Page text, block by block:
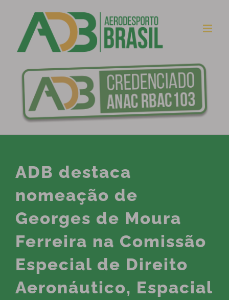
ADB destaca
nomeação de
Georges de Moura
Ferreira na Comissão
Especial de Direito
Aeronáutico, Espacial